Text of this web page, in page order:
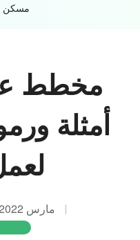
مسكن
مخطط
أمثلة
14 مارس 2022